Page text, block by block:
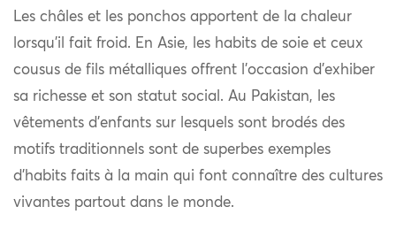
Les châles et les ponchos apportent de la chaleur
lorsqu’il fait froid. En Asie, les habits de soie et ceux
cousus de fils métalliques offrent l’occasion d’exhiber
sa richesse et son statut social. Au Pakistan, les
vêtements d’enfants sur lesquels sont brodés des
motifs traditionnels sont de superbes exemples
d’habits faits à la main qui font connaître des cultures
vivantes partout dans le monde.